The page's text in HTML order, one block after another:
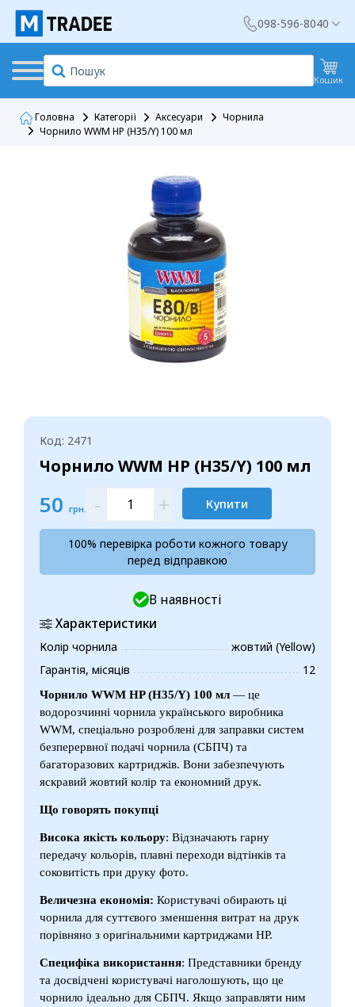
098-596-8040
Кошик
Головна Категорії Аксесуари
Чорнила
Чорнило WWM HP (H35/Y) 100 мл
Код: 2471
Чорнило WWM HP (H35/Y) 100 мл
50 грн. - + Купити
100% перевірка роботи кожного товару
перед відправкою
В наявності
Характеристики
Колір чорнила
жовтий (Yellow)
Гарантія, місяців
12
Чорнило WWM HP (H35/Y) 100 мл — це
водорозчинні чорнила українського виробника
WWM, спеціально розроблені для заправки систем
безперервної подачі чорнила (СБПЧ) та
багаторазових картриджів. Вони забезпечують
яскравий жовтий колір та економний друк.
Що говорять покупці
Висока якість кольору: Відзначають гарну
передачу кольорів, плавні переходи відтінків та
соковитість при друку фото.
Величезна економія: Користувачі обирають ці
чорнила для суттєвого зменшення витрат на друк
порівняно з оригінальними картриджами HP.
Специфіка використання: Представники бренду
та досвідчені користувачі наголошують, що це
чорнило ідеально для СБПЧ. Якщо заправляти ним